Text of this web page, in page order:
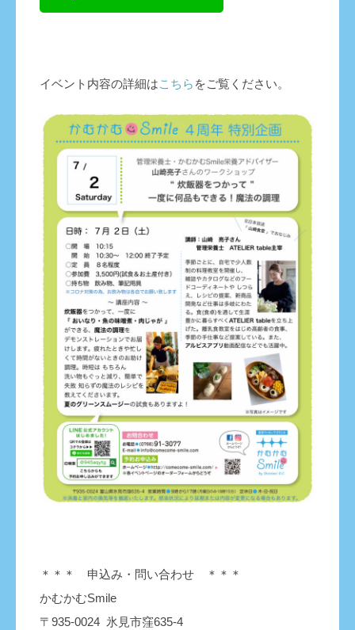
イベント内容の詳細はこちら をご覧ください。
＊＊＊ 申込み・問い合わせ ＊＊＊
かむかむSmile
〒935-0024 氷見市窪635-4